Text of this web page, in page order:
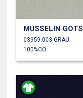
MUSSELIN GOTS
03959.003 GRAU
100%CO